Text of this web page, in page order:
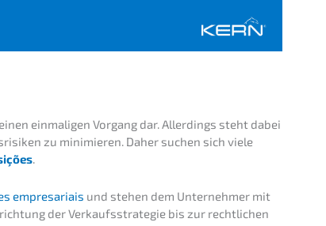
einma­li­gen Vorgang dar. Aller­dings steht dabei
zu minimie­ren. Daher suchen sich viele
.
empre­sa­ri­ais und stehen dem Unter­neh­mer mit
der Verkaufs­stra­te­gie bis zur recht­li­chen